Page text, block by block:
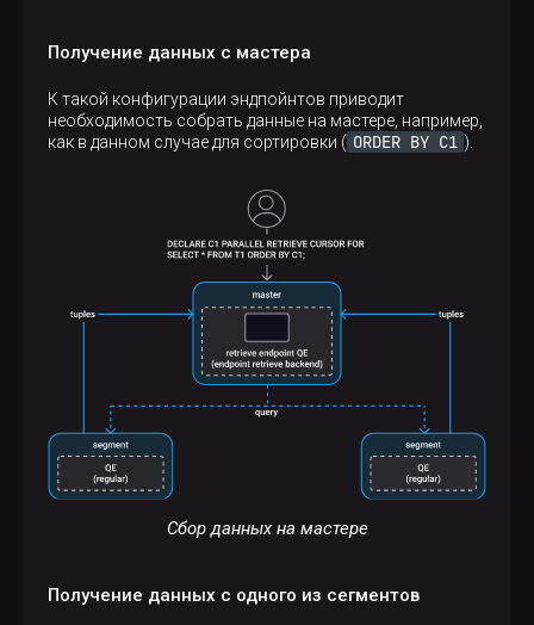
Получение данных с мастера
К такой конфигурации эндпойнтов приводит
необходимость собрать данные на мастере, например,
как в данном случае для сортировки ( ORDER BY C1 ).
Сбор данных на мастере
Получение данных с одного из сегментов